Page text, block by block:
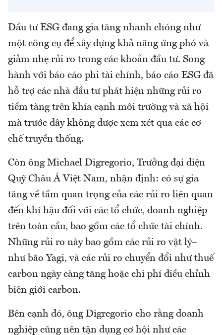
Đầu tư ESG đang gia tăng nhanh chóng như
một công cụ để xây dựng khả năng ứng phó và
giảm nhẹ rủi ro trong các khoản đầu tư. Song
hành với báo cáo phi tài chính, báo cáo ESG đã
hỗ trợ các nhà đầu tư phát hiện những rủi ro
tiềm tàng trên khía cạnh môi trường và xã hội
mà trước đây không được xem xét qua các cơ
chế truyền thống.
Còn ông Michael Digregorio, Trưởng đại diện
Quỹ Châu Á Việt Nam, nhận định: có sự gia
tăng về tầm quan trọng của các rủi ro liên quan
đến khí hậu đối với các tổ chức, doanh nghiệp
trên toàn cầu, bao gồm các tổ chức tài chính.
Những rủi ro này bao gồm các rủi ro vật lý–
như bão Yagi, và các rủi ro chuyển đổi như thuế
carbon ngày càng tăng hoặc chi phí điều chỉnh
biên giới carbon.
Bên cạnh đó, ông Digregorio cho rằng doanh
nghiệp cũng nên tận dụng cơ hội như các